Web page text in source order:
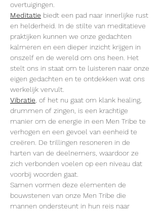
overtuigingen.
Meditatie biedt een pad naar innerlijke rust
en helderheid. In de stilte van meditatieve
praktijken kunnen we onze gedachten
kalmeren en een dieper inzicht krijgen in
onszelf en de wereld om ons heen. Het
stelt ons in staat om te luisteren naar onze
eigen gedachten en te ontdekken wat ons
werkelijk vervult.
Vibratie , of het nu gaat om klank healing,
drummen of zingen, is een krachtige
manier om de energie in een Men Tribe te
verhogen en een gevoel van eenheid te
creëren. De trillingen resoneren in de
harten van de deelnemers, waardoor ze
zich verbonden voelen op een niveau dat
voorbij woorden gaat.
Samen vormen deze elementen de
bouwstenen van onze Men Tribe die
mannen ondersteunt in hun reis naar